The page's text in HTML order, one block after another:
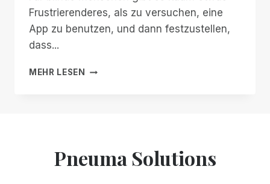
Frustrierenderes, als zu versuchen, eine
App zu benutzen, und dann festzustellen,
dass...
MEHR LESEN
ACCESSKIT:
HELFEN
Pneuma Solutions